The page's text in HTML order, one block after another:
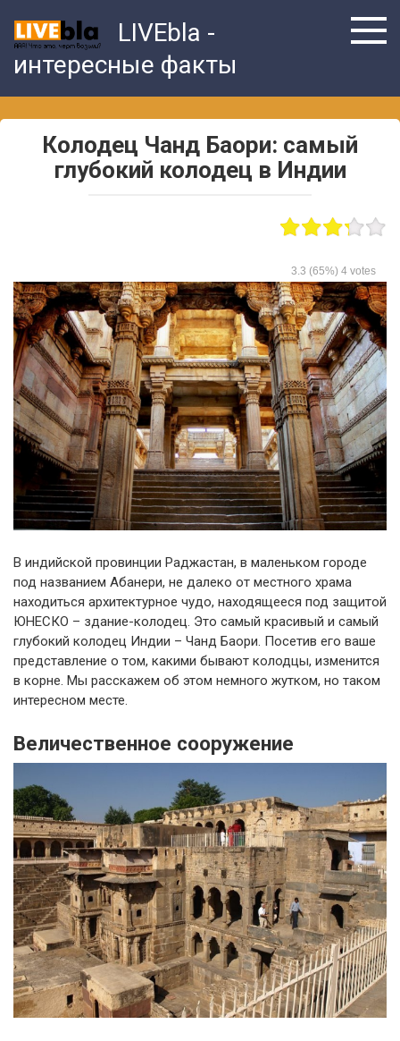
content
LIVEbla -
интересные факты
Колодец Чанд Баори: самый
глубокий колодец в Индии
3.3 (65%) 4votes
В индийской провинции Раджастан, в маленьком городе
под названием Абанери, не далеко от местного храма
находиться архитектурное чудо, находящееся под защитой
ЮНЕСКО – здание-колодец. Это самый красивый и самый
глубокий колодец Индии – Чанд Баори. Посетив его ваше
представление о том, какими бывают колодцы, изменится
в корне. Мы расскажем об этом немного жутком, но таком
интересном месте.
Величественное сооружение